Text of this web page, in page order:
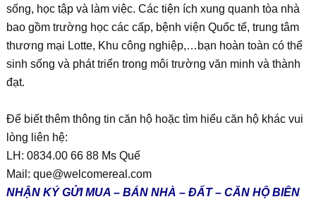
sống, học tập và làm việc. Các tiện ích xung quanh tòa nhà
bao gồm trường học các cấp, bệnh viện Quốc tế, trung tâm
thương mại Lotte, Khu công nghiệp,…bạn hoàn toàn có thể
sinh sống và phát triển trong môi trường văn minh và thành
đạt.
Để biết thêm thông tin căn hộ hoặc tìm hiểu căn hộ khác vui
lòng liên hệ:
LH: 0834.00 66 88 Ms Quế
Mail: que@welcomereal.com
NHẬN KÝ GỬI MUA – BÁN NHÀ – ĐẤT – CĂN HỘ BIÊN